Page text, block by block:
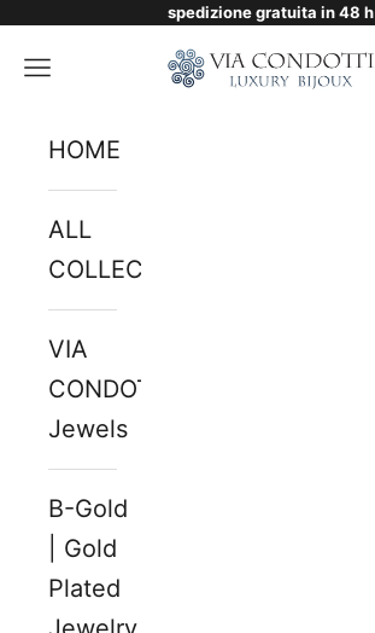
Skip to contentspedizione gratuita in 48 h
Via Condotti Store
Navigation menu
HOME
ALL
COLLECTIONS
VIA
CONDOTTI
Jewels
B-Gold
| Gold
Plated